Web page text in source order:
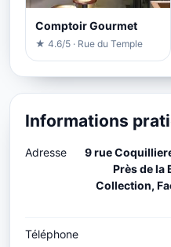
Comptoir Gourmet
★ 4.6/5 · Rue du Temple
Informations
Adresse
9 rue
Près de la
Collection,
Téléphone